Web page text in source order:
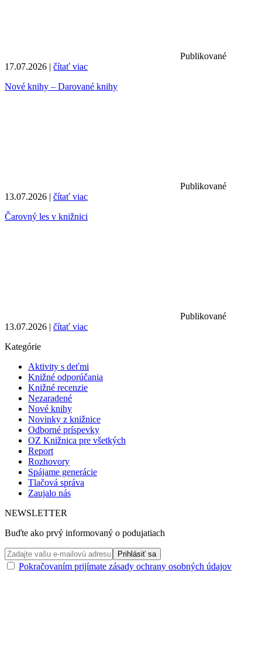
Publikované
17.07.2026 | čítať viac
Nové knihy – Darované knihy
Publikované
13.07.2026 | čítať viac
Čarovný les v knižnici
Publikované
13.07.2026 | čítať viac
Kategórie
Aktivity s deťmi
Knižné odporúčania
Knižné recenzie
Nezaradené
Nové knihy
Novinky z knižnice
Odborné príspevky
OZ Knižnica pre všetkých
Report
Rozhovory
Spájame generácie
Tlačová správa
Zaujalo nás
NEWSLETTER
Buďte ako prvý informovaný o podujatiach
Pokračovaním prijímate zásady ochrany osobných údajov